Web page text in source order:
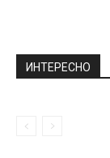
ИНТЕРЕСНО